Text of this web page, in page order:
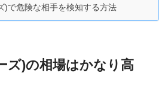
)で危険な相手を検知する方法
ズ)の相場はかなり高